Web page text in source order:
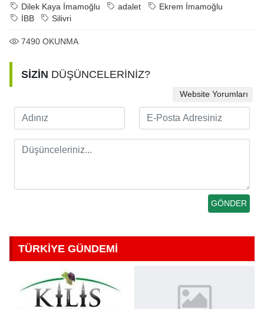
Dilek Kaya İmamoğlu adalet
Ekrem İmamoğlu
İBB
Silivri
7490 OKUNMA
SİZİN DÜŞÜNCELERİNİZ?
Website Yorumları
TÜRKİYE GÜNDEMİ